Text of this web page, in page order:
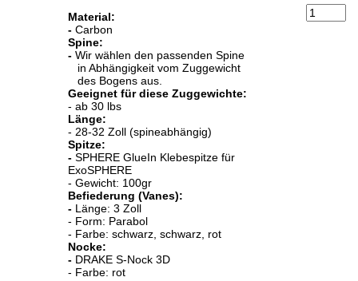
Material:
- Carbon
Spine:
- Wir wählen den passenden Spine
in Abhängigkeit vom Zuggewicht
des Bogens aus.
Geeignet für diese Zuggewichte:
- ab 30 lbs
Länge:
- 28-32 Zoll (spineabhängig)
Spitze:
- SPHERE GlueIn Klebespitze für
ExoSPHERE
- Gewicht: 100gr
Befiederung (Vanes):
- Länge: 3 Zoll
- Form: Parabol
- Farbe: schwarz, schwarz, rot
Nocke:
- DRAKE S-Nock 3D
- Farbe: rot